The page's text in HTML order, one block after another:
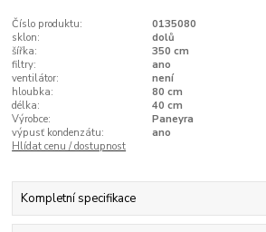
Číslo produktu:
0135080
sklon:
dolů
šířka:
350 cm
filtry:
ano
ventilátor:
není
hloubka:
80 cm
délka:
40 cm
Výrobce:
Paneyra
výpusť kondenzátu:
ano
Hlídat cenu / dostupnost
Kompletní specifikace